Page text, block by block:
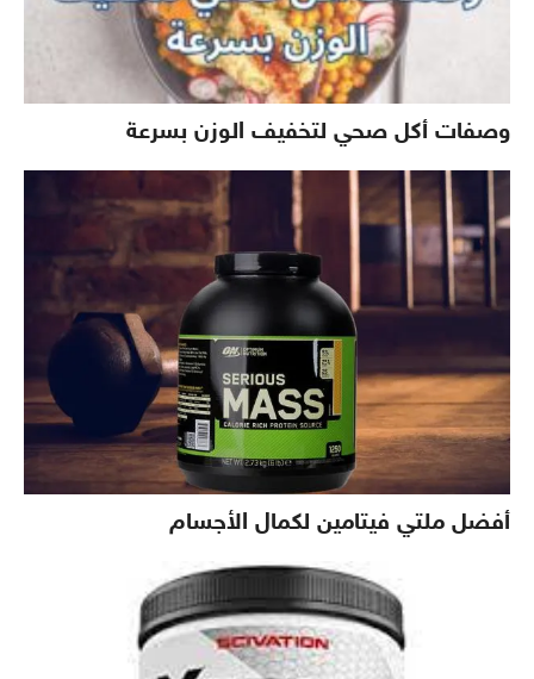
وصفات أكل صحي لتخفيف الوزن بسرعة
أفضل ملتي فيتامين لكمال الأجسام